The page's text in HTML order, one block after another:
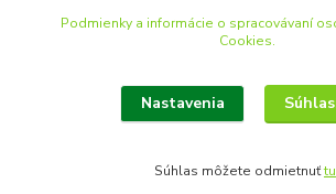
Upraviť zber cookies.
Podmienky a informácie o spracovávaní
Cookies.
Nastavenia
Súhlas môžete odmietnuťtu